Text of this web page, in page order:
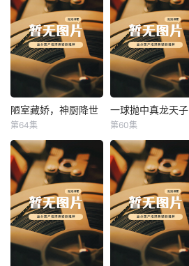
陋室藏娇，神厨降世
陋室藏娇，神厨降世
第64集
一球抛中真龙天子
一球抛中真龙天子
第60集